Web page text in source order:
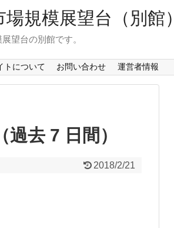
規模展望台（別館）
望台の別館です。
トについて お問い合わせ 運営者情報
去 7 日間）
2018/2/21